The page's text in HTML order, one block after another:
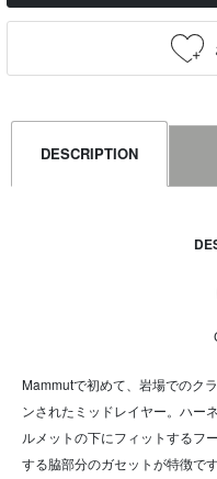
DESCRIPTION
Mammutで初めて、岩場でのク
ンされたミッドレイヤー。ハー
ルメットの下にフィットするフ
する脇部分のガセットが特徴で